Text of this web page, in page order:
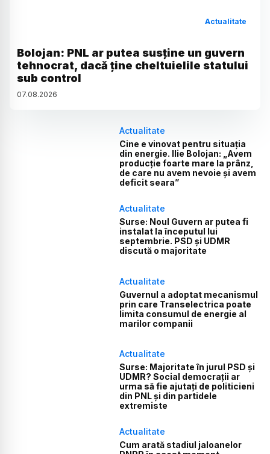
Actualitate
Bolojan: PNL ar putea susține un guvern
tehnocrat, dacă ține cheltuielile statului
sub control
07.08.2026
Actualitate
Cine e vinovat pentru situația
din energie. Ilie Bolojan: „Avem
producție foarte mare la prânz,
de care nu avem nevoie și avem
deficit seara”
Actualitate
Surse: Noul Guvern ar putea fi
instalat la începutul lui
septembrie. PSD și UDMR
discută o majoritate
Actualitate
Guvernul a adoptat mecanismul
prin care Transelectrica poate
limita consumul de energie al
marilor companii
Actualitate
Surse: Majoritate în jurul PSD și
UDMR? Social democrații ar
urma să fie ajutați de politicieni
din PNL și din partidele
extremiste
Actualitate
Cum arată stadiul jaloanelor